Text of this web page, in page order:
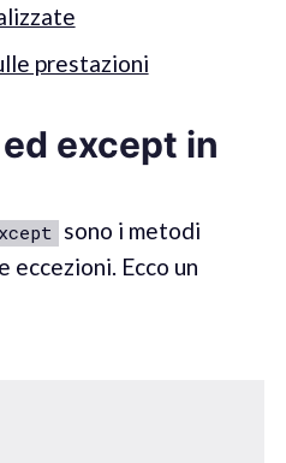
prestazioni
except in
sono i metodi
Ecco un